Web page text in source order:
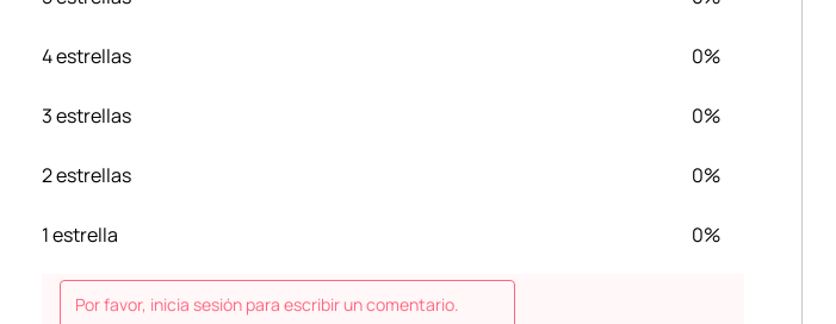
4 estrellas 0%
3 estrellas 0%
2 estrellas 0%
1 estrella 0%
Por favor, inicia sesión para escribir un comentario.